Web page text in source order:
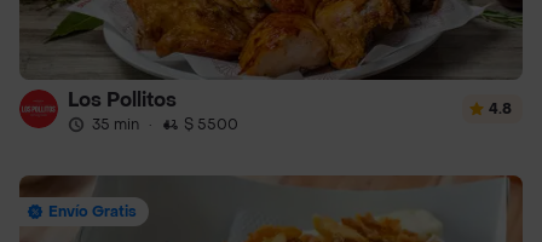
Los Pollitos
35 min · $ 5500
4.8
Envío Gratis